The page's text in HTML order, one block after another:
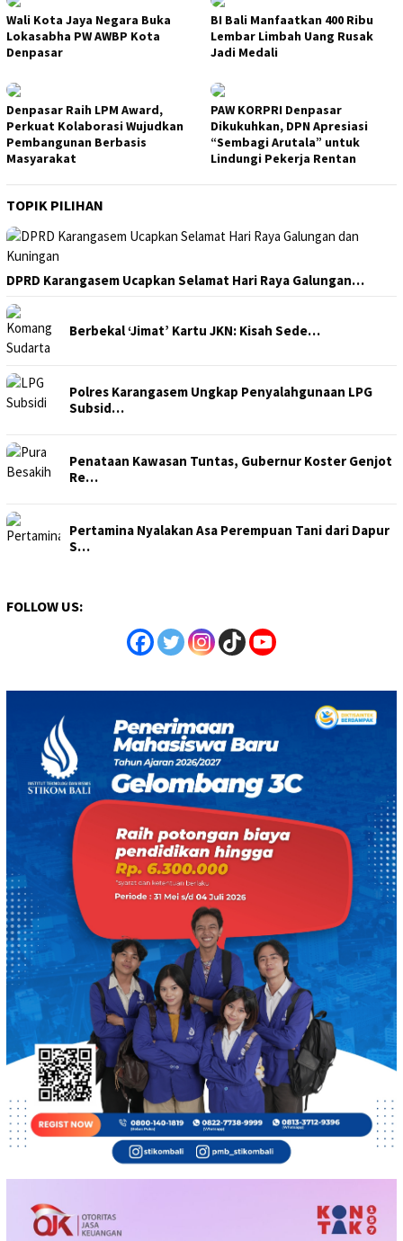
Wali Kota Jaya Negara Buka
Lokasabha PW AWBP Kota
Denpasar
BI Bali Manfaatkan 400 Ribu
Lembar Limbah Uang Rusak
Jadi Medali
Denpasar Raih LPM Award,
Perkuat Kolaborasi Wujudkan
Pembangunan Berbasis
Masyarakat
PAW KORPRI Denpasar
Dikukuhkan, DPN Apresiasi
“Sembagi Arutala” untuk
Lindungi Pekerja Rentan
TOPIK PILIHAN
DPRD Karangasem Ucapkan Selamat Hari Raya Galungan…
Berbekal ‘Jimat’ Kartu JKN: Kisah Sede…
Polres Karangasem Ungkap Penyalahgunaan LPG
Subsid…
Penataan Kawasan Tuntas, Gubernur Koster Genjot
Re…
Pertamina Nyalakan Asa Perempuan Tani dari Dapur
S…
FOLLOW US: